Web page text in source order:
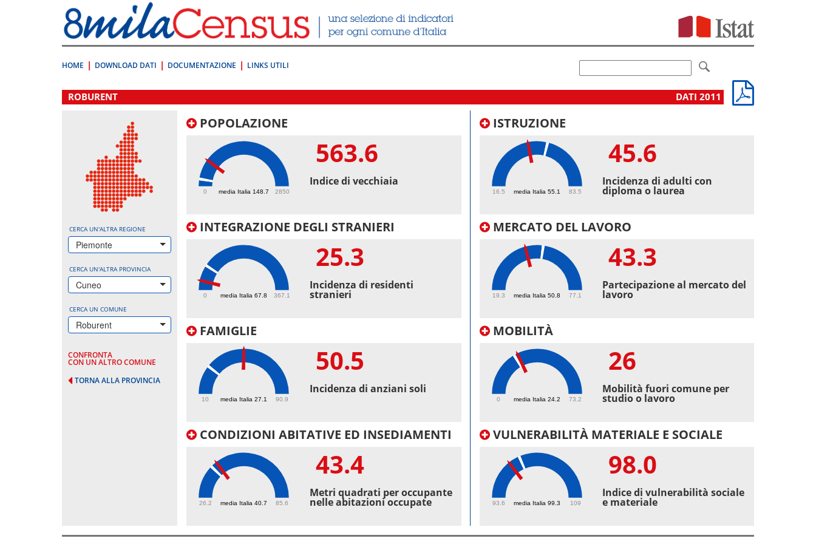
direttamente
a:
Contenuto
HOME DOWNLOAD DATI DOCUMENTAZIONE LINKS UTILI
.
ROBURENT DATI 2011
CERCA UN'ALTRA REGIONE
Piemonte
CERCA UN'ALTRA PROVINCIA
Cuneo
CERCA UN COMUNE
Roburent
CONFRONTA
CON UN ALTRO COMUNE
TORNA ALLA PROVINCIA
POPOLAZIONE
media Italia 148.7
0 2850
563.6
Indice di vecchiaia
INTEGRAZIONE DEGLI STRANIERI
media Italia 67.8
0 367.1
25.3
Incidenza di residenti
stranieri
FAMIGLIE
media Italia 27.1
10 90.9
50.5
Incidenza di anziani soli
CONDIZIONI ABITATIVE ED INSEDIAMENTI
media Italia 40.7
26.2 85.6
43.4
Metri quadrati per occupante
nelle abitazioni occupate
ISTRUZIONE
media Italia 55.1
16.5 83.5
45.6
Incidenza di adulti con
diploma o laurea
MERCATO DEL LAVORO
media Italia 50.8
19.3 77.1
43.3
Partecipazione al mercato del
lavoro
MOBILITÀ
media Italia 24.2
0 73.2
26
Mobilità fuori comune per
studio o lavoro
VULNERABILITÀ MATERIALE E SOCIALE
media Italia 99.3
93.6 109
98.0
Indice di vulnerabilità sociale
e materiale